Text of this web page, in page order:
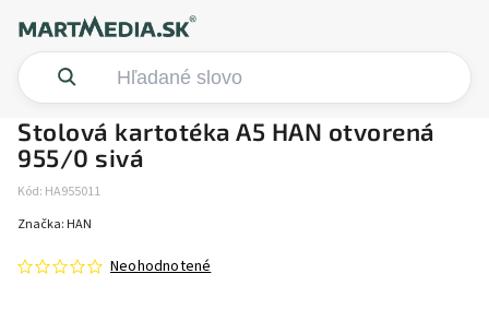
Stolová kartotéka A5 HAN otvorená
955/0 sivá
Kód: HA955011
Neohodnotené
Značka: HAN